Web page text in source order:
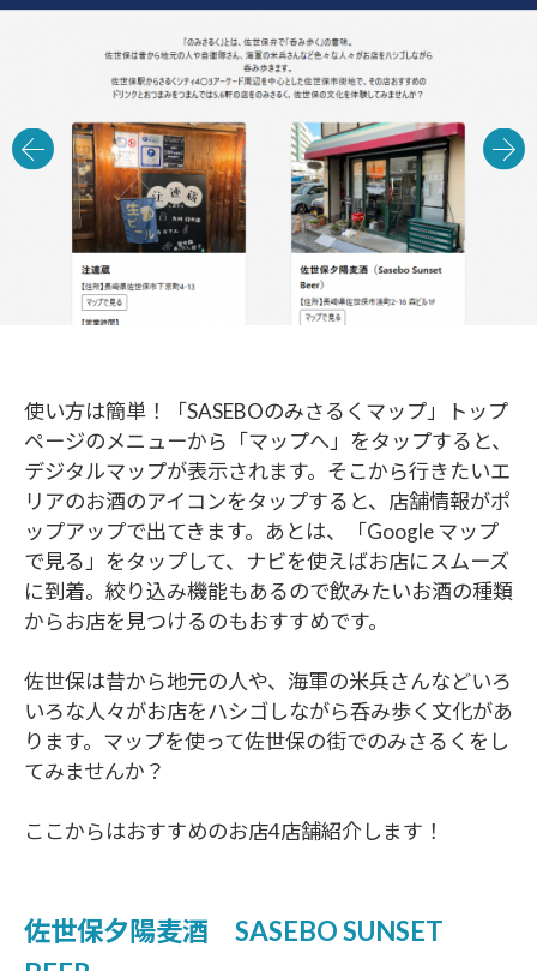
使い方は簡単！ 「SASEBOのみさるくマップ」
トップ
ページのメニューから「マップへ」をタップすると、
デジタルマップが表示されます。そこから行きたいエ
リアのお酒のアイコンをタップすると、店舗情報がポ
ップアップで出てきます。あとは、「Google マップ
で見る」をタップして、ナビを使えばお店にスムーズ
に到着。絞り込み機能もあるので飲みたいお酒の種類
からお店を見つけるのもおすすめです。
佐世保は昔から地元の人や、海軍の米兵さんなどいろ
いろな人々がお店をハシゴしながら呑み歩く文化があ
ります。マップを使って佐世保の街でのみさるくをし
てみませんか？
ここからはおすすめのお店4店舗紹介します！
佐世保夕陽麦酒 SASEBO SUNSET